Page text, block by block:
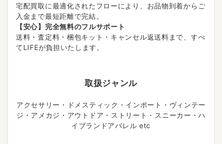
宅配買取に最適化されたフローにより、お品物到着からご
入金まで最短距離で完結。
【安心】完全無料のフルサポート
送料・査定料・梱包キット・キャンセル返送料まで、すべ
てLIFEが負担いたします。
取扱ジャンル
アクセサリー・ドメスティック・インポート・ヴィンテー
ジ・アメカジ・アウトドア・ストリート・スニーカー・ハ
イブランドアパレル etc